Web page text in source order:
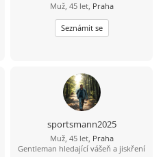
Muž, 45 let, Praha
Seznámit se
sportsmann2025
Muž, 45 let, Praha
Gentleman hledající vášeň a jiskření